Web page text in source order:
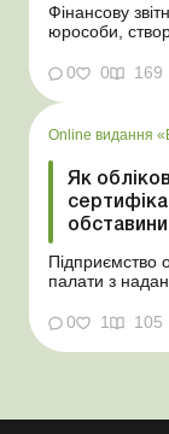
Фінансову
юрособи,
створених
У статті
потрібно
0 0 169
Online видання
Як
Підприємство
палати з
Баланс-Агро
0 1 105